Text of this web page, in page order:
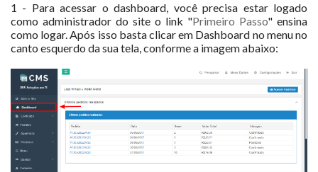
1 - Para acessar o dashboard, você precisa estar logado
como administrador do site o link "Primeiro Passo" ensina
como logar. Após isso basta clicar em Dashboard no menu no
canto esquerdo da sua tela, conforme a imagem abaixo: